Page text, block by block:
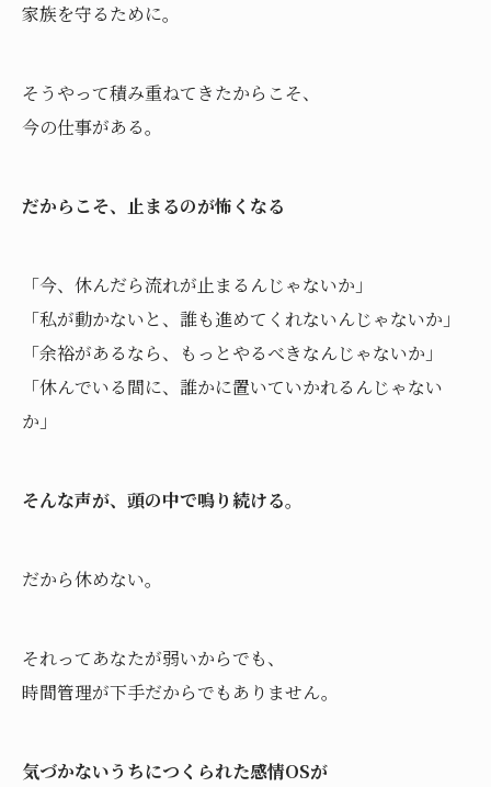
家族を守るために。
そうやって積み重ねてきたからこそ、
今の仕事がある。
だからこそ、止まるのが怖くなる
「今、休んだら流れが止まるんじゃないか」
「私が動かないと、誰も進めてくれないんじゃないか」
「余裕があるなら、もっとやるべきなんじゃないか」
「休んでいる間に、誰かに置いていかれるんじゃない
か」
そんな声が、頭の中で鳴り続ける。
だから休めない。
それってあなたが弱いからでも、
時間管理が下手だからでもありません。
気づかないうちにつくられた感情OSが